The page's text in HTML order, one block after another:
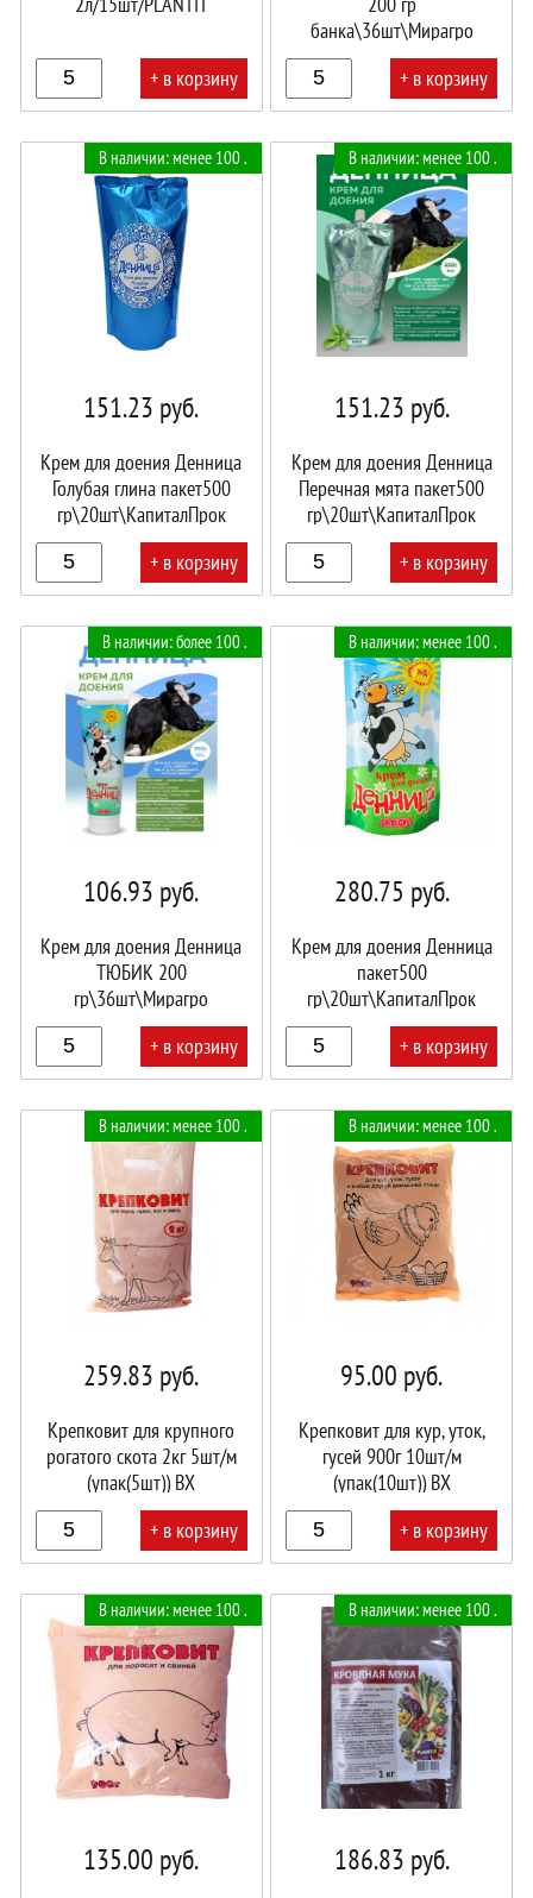
+ в корзину
банка\36шт\Мирагро
+ в корзину
В наличии: менее 100 .
151.23 руб.
Крем для доения Денница
Голубая глина пакет500
гр\20шт\КапиталПрок
+ в корзину
В наличии: менее 100 .
151.23 руб.
Крем для доения Денница
Перечная мята пакет500
гр\20шт\КапиталПрок
+ в корзину
В наличии: более 100 .
106.93 руб.
Крем для доения Денница
ТЮБИК 200
гр\36шт\Мирагро
+ в корзину
В наличии: менее 100 .
280.75 руб.
Крем для доения Денница
пакет500
гр\20шт\КапиталПрок
+ в корзину
В наличии: менее 100 .
259.83 руб.
Крепковит для крупного
рогатого скота 2кг 5шт/м
(упак(5шт)) ВХ
+ в корзину
корзине!
В наличии: менее 100 .
95.00 руб.
Крепковит для кур, уток,
гусей 900г 10шт/м
(упак(10шт)) ВХ
+ в корзину
корзине!
В наличии: менее 100 .
135.00 руб.
В наличии: менее 100 .
186.83 руб.